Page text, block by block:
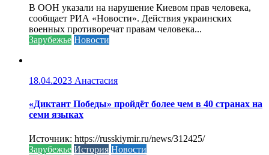
В ООН указали на нарушение Киевом прав человека,
сообщает РИА «Новости». Действия украинских
военных противоречат правам человека...
Зарубежье Новости
18.04.2023 Анастасия
«Диктант Победы» пройдёт более чем в 40 странах на
семи языках
Источник: https://russkiymir.ru/news/312425/
Зарубежье История Новости